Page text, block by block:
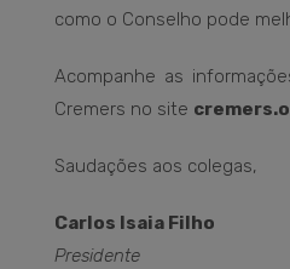
como o Conselho pode
Acompanhe as
Cremers no site
Saudações aos colegas,
Carlos Isaia Filho
Presidente